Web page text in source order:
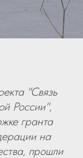
"Связь
России",
гранта
на
прошли